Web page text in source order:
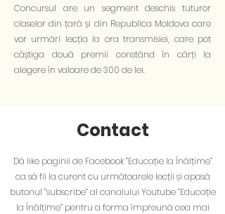
Concursul are un segment deschis tuturor
claselor din țară și din Republica Moldova care
vor urmări lecția la ora transmisiei, care pot
câștiga două premii constând în cărți la
alegere în valoare de 300 de lei.
Contact
Dă like paginii de Facebook ”Educație la Înălțime”
ca să fii la curent cu următoarele lecții și apasă
butonul ”subscribe” al canalului Youtube ”Educație
la Înălțime” pentru a forma împreună cea mai